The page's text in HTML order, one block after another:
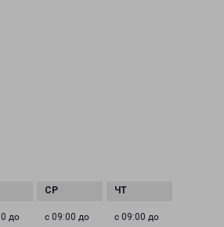
до
с 09:00 до
с 09:00 до